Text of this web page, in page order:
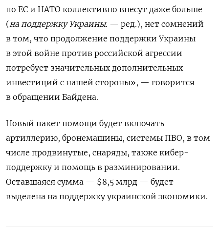
по ЕС и НАТО коллективно внесут даже больше
(на поддержку Украины. — ред.), нет сомнений
в том, что продолжение поддержки Украины
в этой войне против российской агрессии
потребует значительных дополнительных
инвестиций с нашей стороны», — говорится
в обращении Байдена.
Новый пакет помощи будет включать
артиллерию, бронемашины, системы ПВО, в том
числе продвинутые, снаряды, также кибер-
поддержку и помощь в разминировании.
Оставшаяся сумма — $8,5 млрд — будет
выделена на поддержку украинской экономики.